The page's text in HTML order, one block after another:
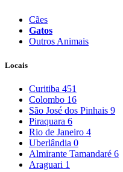
Cães
Gatos
Outros Animais
Locais
Curitiba 451
Colombo 16
São José dos Pinhais 9
Piraquara 6
Rio de Janeiro 4
Uberlândia 0
Almirante Tamandaré 6
Araguari 1